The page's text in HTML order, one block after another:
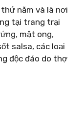
năm và là nơi
tại trang trại
mật ong,
salsa, các loại
độc đáo do thợ